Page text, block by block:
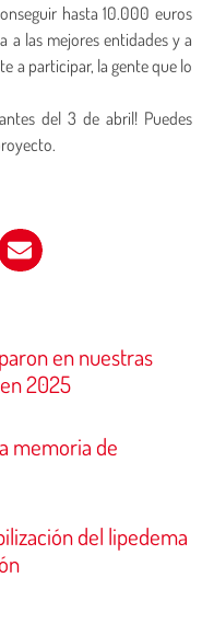
hasta 10.000 euros
a las mejores entidades y a
a participar, la gente que lo
del 3 de abril! Puedes
en nuestras
2025
memoria de
del lipedema